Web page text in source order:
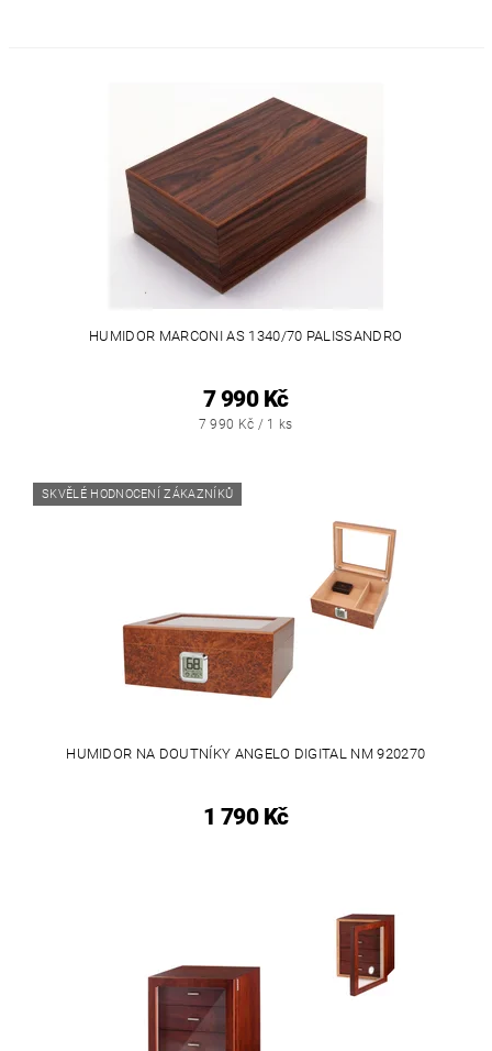
HUMIDOR MARCONI AS 1340/70 PALISSANDRO
7 990 Kč
7 990 Kč / 1 ks
SKVĚLÉ HODNOCENÍ ZÁKAZNÍKŮ
HUMIDOR NA DOUTNÍKY ANGELO DIGITAL NM 920270
1 790 Kč